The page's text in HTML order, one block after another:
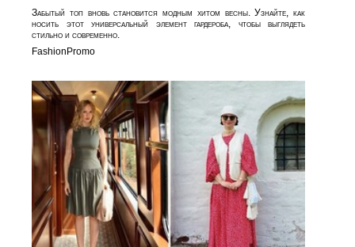
Забытый топ вновь становится модным хитом весны. Узнайте, как
носить этот универсальный элемент гардероба, чтобы выглядеть
стильно и современно.
FashionPromo